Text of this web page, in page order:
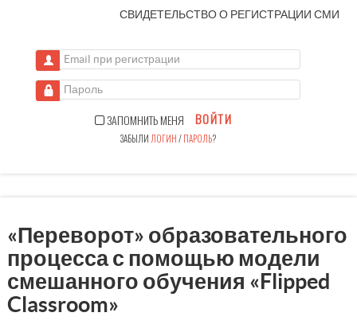
СВИДЕТЕЛЬСТВО О РЕГИСТРАЦИИСМИ
Email при регистрации
Пароль
ЗАПОМНИТЬ МЕНЯ ВОЙТИ
ЗАБЫЛИ ЛОГИН/ПАРОЛЬ?
«Переворот» образовательного
процесса с помощью модели
смешанного обучения «Flipped
Classroom»